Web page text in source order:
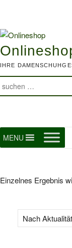
content
IHRE
MENU
Einzelnes Ergebnis